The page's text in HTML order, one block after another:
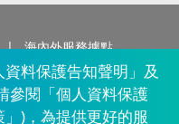
海內外服務據點
服務中心 採購專區
料保護告知聲明」及
參閱 「個人資料保護
)，為提供更好的服